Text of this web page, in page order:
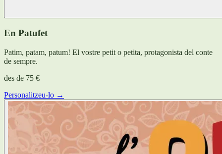
En Patufet
Patim, patam, patum! El vostre petit o petita, protagonista del conte
de sempre.
des de 75 €
Personalitzeu-lo →